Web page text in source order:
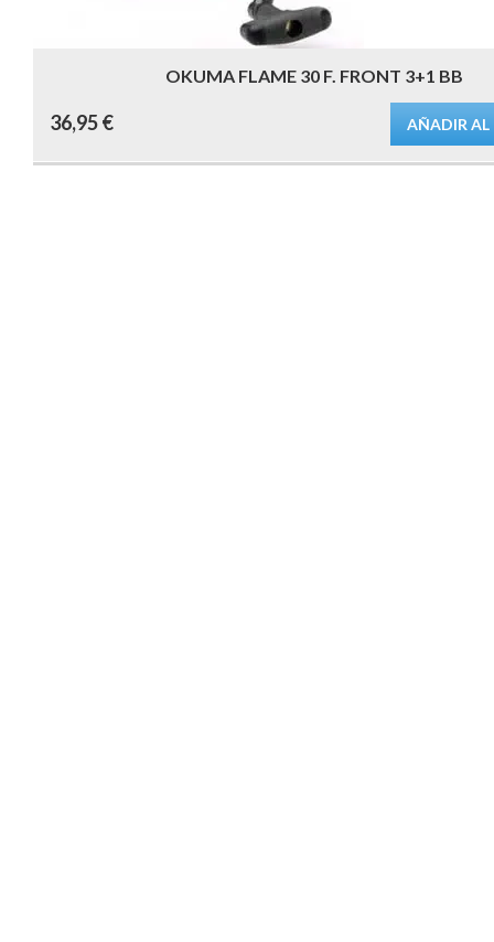
OKUMA FLAME 30 F. FRONT 3+1 BB
36,95€ AÑADIR AL